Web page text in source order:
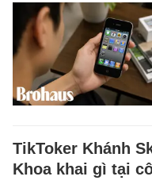
TikToker Khánh
Khoa khai gì tại